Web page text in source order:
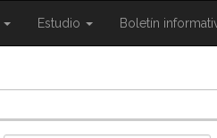
{{
Estudio
{{
Boletín